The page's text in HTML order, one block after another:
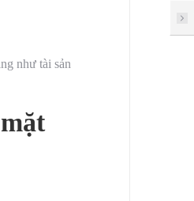
như tài sản